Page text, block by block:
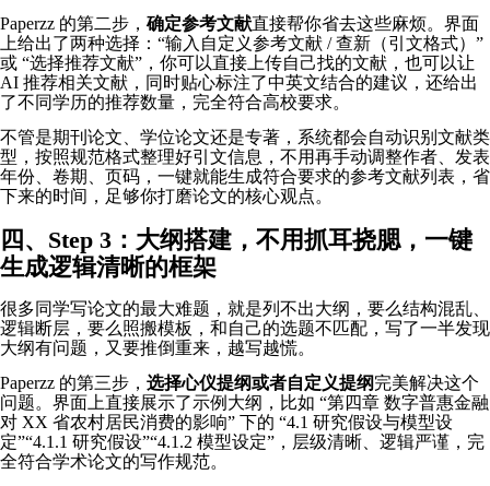
Paperzz 的第二步， 确定参考文献直接帮你省去这些麻烦。界面
上给出了两种选择：“输入自定义参考文献 / 查新（引文格式）”
或 “选择推荐文献”，你可以直接上传自己找的文献，也可以让
AI 推荐相关文献，同时贴心标注了中英文结合的建议，还给出
了不同学历的推荐数量，完全符合高校要求。
不管是期刊论文、学位论文还是专著，系统都会自动识别文献类
型，按照规范格式整理好引文信息，不用再手动调整作者、发表
年份、卷期、页码，一键就能生成符合要求的参考文献列表，省
下来的时间，足够你打磨论文的核心观点。
四、Step 3：大纲搭建，不用抓耳挠腮，一键
生成逻辑清晰的框架
很多同学写论文的最大难题，就是列不出大纲，要么结构混乱、
逻辑断层，要么照搬模板，和自己的选题不匹配，写了一半发现
大纲有问题，又要推倒重来，越写越慌。
Paperzz 的第三步， 选择心仪提纲或者自定义提纲完美解决这个
问题。界面上直接展示了示例大纲，比如 “第四章 数字普惠金融
对 XX 省农村居民消费的影响” 下的 “4.1 研究假设与模型设
定”“4.1.1 研究假设”“4.1.2 模型设定”，层级清晰、逻辑严谨，完
全符合学术论文的写作规范。